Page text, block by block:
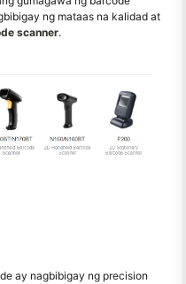
ng mataas na kalidad at
scanner.
ay nagbibigay ng precision